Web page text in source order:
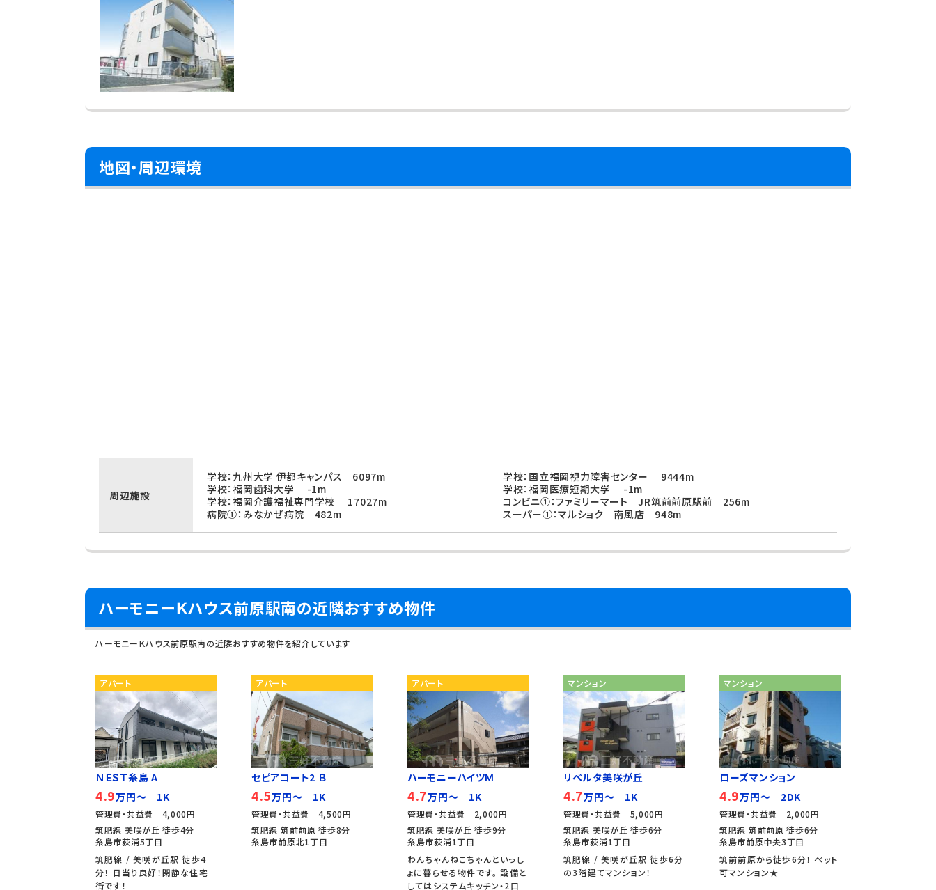
地図・周辺環境
周辺施設
学校：九州大学 伊都キャンパス 6097m
学校：国立福岡視力障害センター 9444m
学校：福岡歯科大学 -1m
学校：福岡医療短期大学 -1m
学校：福岡介護福祉専門学校 17027m
コンビニ①：ファミリーマート JR筑前前原駅前 256m
病院①：みなかぜ病院 482m
スーパー①：マルショク 南風店 948m
ハーモニーＫハウス前原駅南の近隣おすすめ物件
ハーモニーＫハウス前原駅南の近隣おすすめ物件を紹介しています
アパート
ＮＥＳＴ糸島 A
4.9万円～ 1K
管理費・共益費 4,000円
筑肥線 美咲が丘 徒歩4分
糸島市荻浦5丁目
筑肥線 / 美咲が丘駅 徒歩4
分！ 日当り良好！閑静な住宅
街です！
アパート
セピアコート2 Ｂ
4.5万円～ 1K
管理費・共益費 4,500円
筑肥線 筑前前原 徒歩8分
糸島市前原北1丁目
アパート
ハーモニーハイツＭ
4.7万円～ 1K
管理費・共益費 2,000円
筑肥線 美咲が丘 徒歩9分
糸島市荻浦1丁目
わんちゃんねこちゃんといっし
ょに暮らせる物件です。 設備と
してはシステムキッチン・2口
マンション
リベルタ美咲が丘
4.7万円～ 1K
管理費・共益費 5,000円
筑肥線 美咲が丘 徒歩6分
糸島市荻浦1丁目
筑肥線 / 美咲が丘駅 徒歩6分
の3階建てマンション！
マンション
ローズマンション
4.9万円～ 2DK
管理費・共益費 2,000円
筑肥線 筑前前原 徒歩6分
糸島市前原中央3丁目
筑前前原から徒歩6分！ ペット
可マンション★